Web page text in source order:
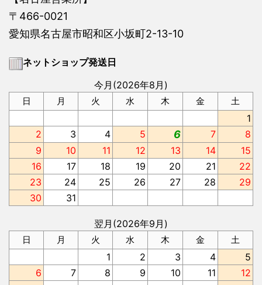
〒466-0021
愛知県名古屋市昭和区小坂町2-13-10
ネットショップ発送日
今月(2026年8月)
日 月 火 水 木 金 土
1
2
3 4 5 6 7
8
9
10 11 12 13 14
15
16
17 18 19 20 21
22
23
24 25 26 27 28
29
30
31
翌月(2026年9月)
日 月 火 水 木 金 土
1 2 3 4
5
6
7 8 9 10 11
12